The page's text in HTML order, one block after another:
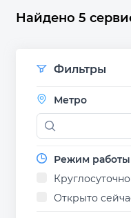
Найдено 5
Фильтры
Метро
Режим работы
Круглосуточно
Открыто